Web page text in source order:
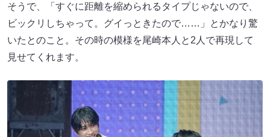
そうで、「すぐに距離を縮められるタイプじゃないので、
ビックリしちゃって。グイっときたので……」とかなり驚
いたとのこと。その時の模様を尾崎本人と2人で再現して
見せてくれます。